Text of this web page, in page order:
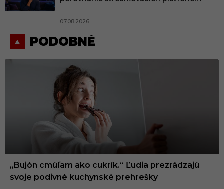
07.08.2026
PODOBNÉ
„Bujón cmúľam ako cukrík.“ Ľudia prezrádzajú
svoje podivné kuchynské prehrešky